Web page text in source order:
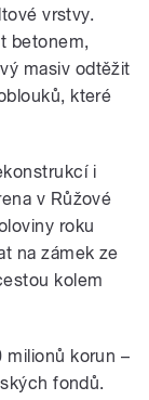
vrstvy.
betonem,
masiv odtěžit
které
i
v Růžové
roku
na zámek ze
kolem
milionů korun –
fondů.